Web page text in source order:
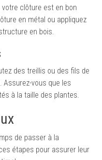
clôture est en bon
en métal ou appliquez
en bois.
des treillis ou des fils de
Assurez-vous que les
à la taille des plantes.
de passer à la
étapes pour assurer leur